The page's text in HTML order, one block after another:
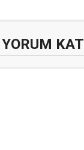
YORUM KAT